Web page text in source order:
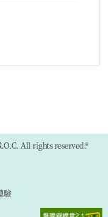
All rights reserved.®
驗